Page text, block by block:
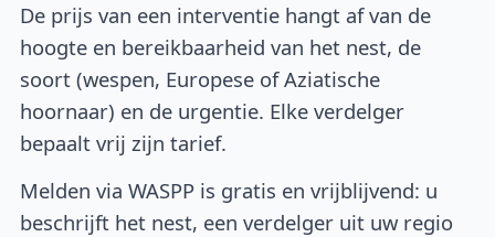
De prijs van een interventie hangt af van de
hoogte en bereikbaarheid van het nest, de
soort (wespen, Europese of Aziatische
hoornaar) en de urgentie. Elke verdelger
bepaalt vrij zijn tarief.
Melden via WASPP is gratis en vrijblijvend: u
beschrijft het nest, een verdelger uit uw regio